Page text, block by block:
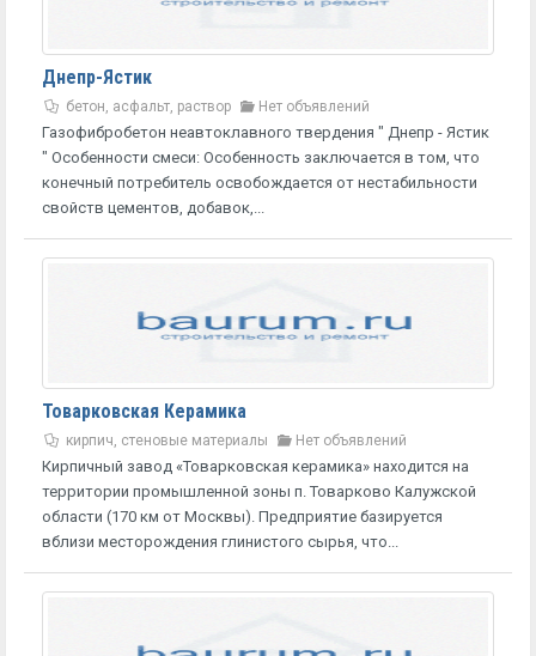
Днепр-Ястик
бетон, асфальт, раствор Нет объявлений
Газофибробетон неавтоклавного твердения " Днепр - Ястик
" Особенности смеси: Особенность заключается в том, что
конечный потребитель освобождается от нестабильности
свойств цементов, добавок,...
Товарковская Керамика
кирпич, стеновые материалы Нет объявлений
Кирпичный завод «Товарковская керамика» находится на
территории промышленной зоны п. Товарково Калужской
области (170 км от Москвы). Предприятие базируется
вблизи месторождения глинистого сырья, что...